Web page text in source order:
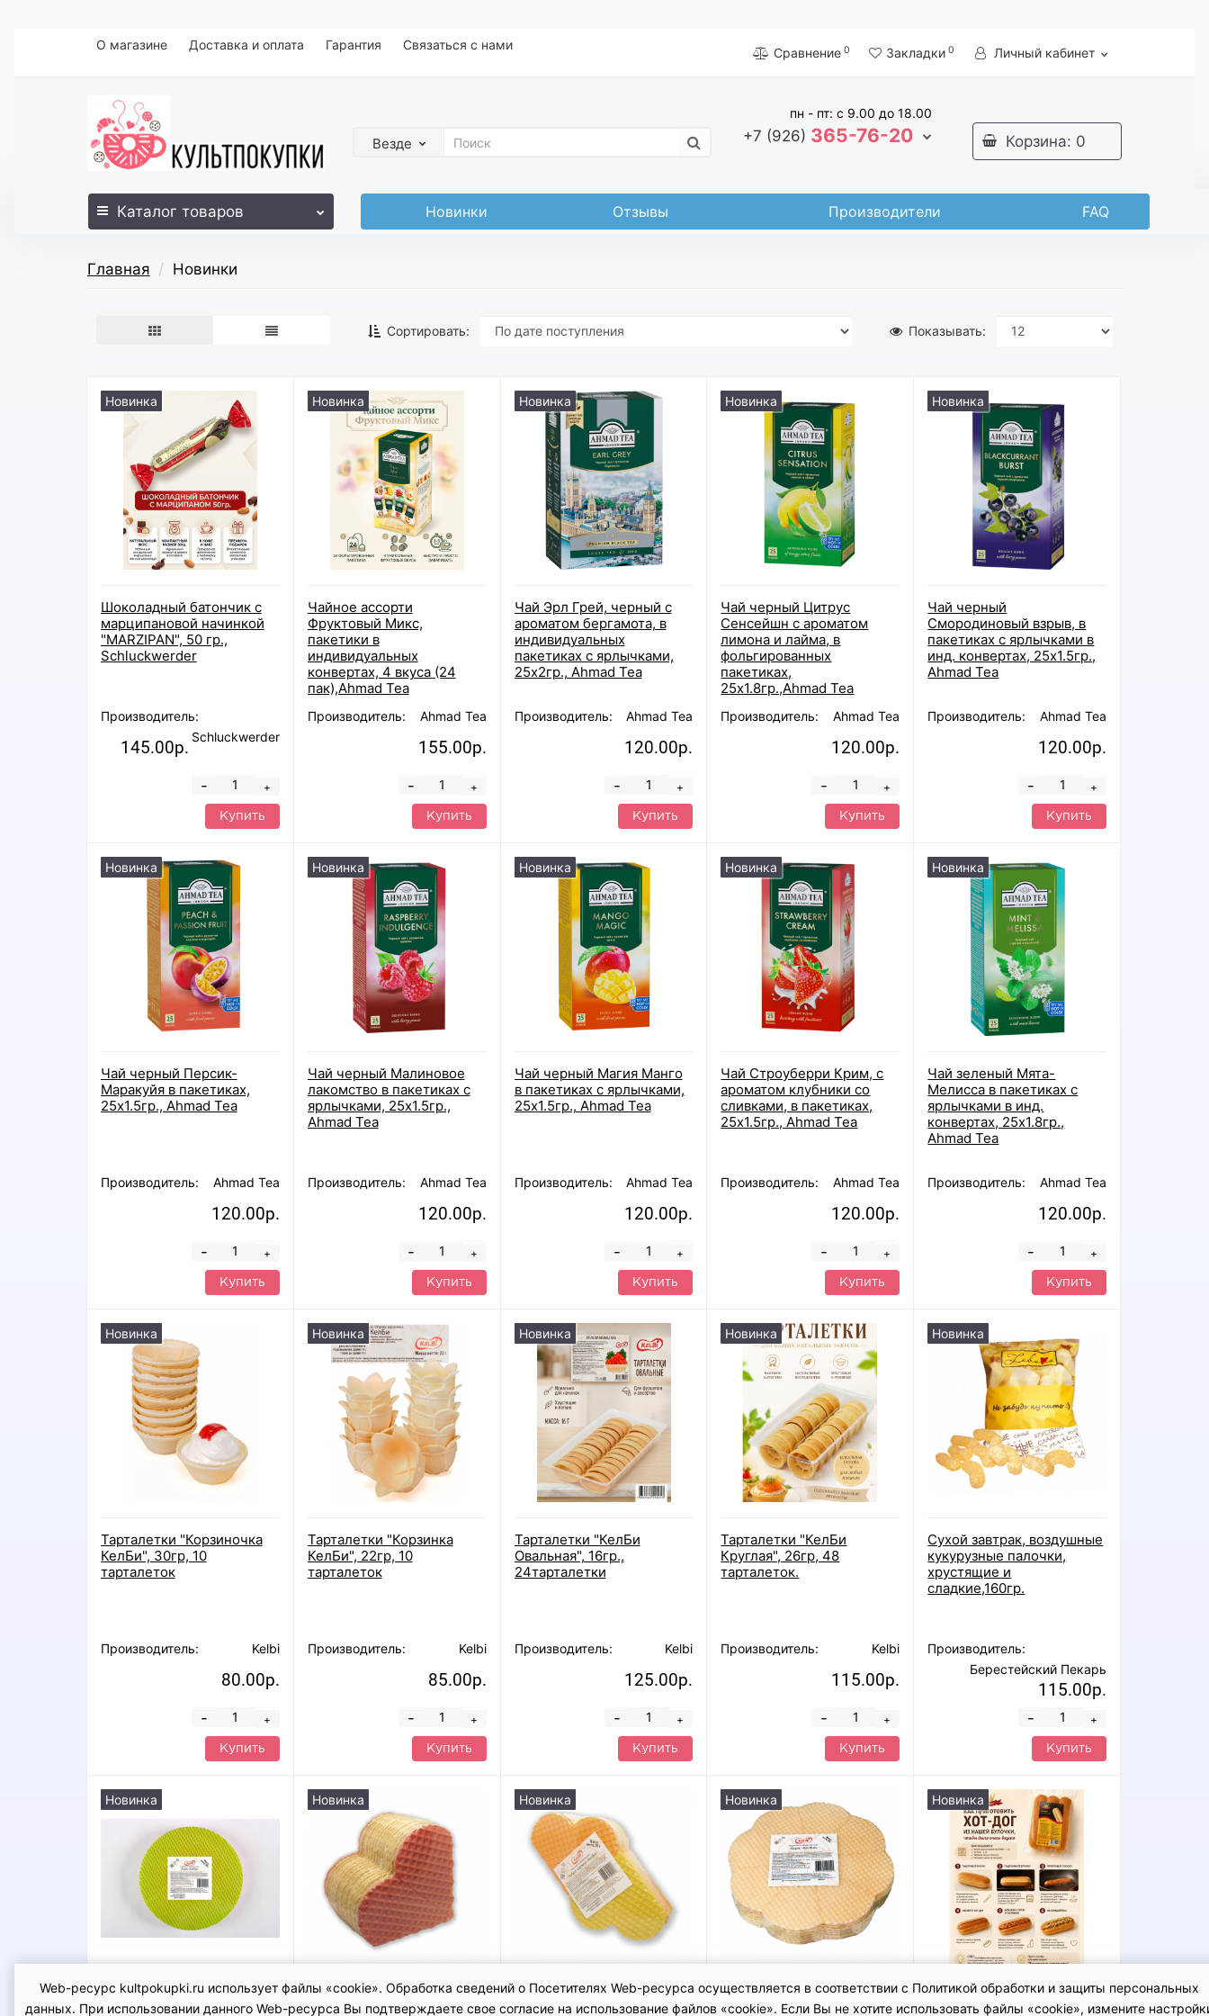
О магазине Доставка и оплата Гарантия Связаться с нами
Сравнение 0 Закладки 0 Личный кабинет
Везде
пн - пт: с 9.00 до 18.00
+7 (926) 365-76-20 Корзина: 0
Каталог товаров Новинки Отзывы Производители FAQ
Главная Новинки
Сортировать: Показывать:
Новинка
Шоколадный батончик с
марципановой начинкой
"MARZIPAN", 50 гр.,
Schluckwerder
Производитель:
Schluckwerder
145.00р.
+
-
Купить
Новинка
Чайное ассорти
Фруктовый Микс,
пакетики в
индивидуальных
конвертах, 4 вкуса (24
пак),Ahmad Tea
Производитель: Ahmad Tea
155.00р.
+
-
Купить
Новинка
Чай Эрл Грей, черный с
ароматом бергамота, в
индивидуальных
пакетиках с ярлычками,
25х2гр., Ahmad Tea
Производитель: Ahmad Tea
120.00р.
+
-
Купить
Новинка
Чай черный Цитрус
Сенсейшн с ароматом
лимона и лайма, в
фольгированных
пакетиках,
25х1.8гр.,Ahmad Tea
Производитель: Ahmad Tea
120.00р.
+
-
Купить
Новинка
Чай черный
Смородиновый взрыв, в
пакетиках с ярлычками в
инд. конвертах, 25х1.5гр.,
Ahmad Tea
Производитель: Ahmad Tea
120.00р.
+
-
Купить
Новинка
Чай черный Персик-
Маракуйя в пакетиках,
25х1.5гр., Ahmad Tea
Производитель: Ahmad Tea
120.00р.
+
-
Купить
Новинка
Чай черный Малиновое
лакомство в пакетиках с
ярлычками, 25х1.5гр.,
Ahmad Tea
Производитель: Ahmad Tea
120.00р.
+
-
Купить
Новинка
Чай черный Магия Манго
в пакетиках с ярлычками,
25х1.5гр., Ahmad Tea
Производитель: Ahmad Tea
120.00р.
+
-
Купить
Новинка
Чай Строуберри Крим, с
ароматом клубники со
сливками, в пакетиках,
25х1.5гр., Ahmad Tea
Производитель: Ahmad Tea
120.00р.
+
-
Купить
Новинка
Чай зеленый Мята-
Мелисса в пакетиках с
ярлычками в инд.
конвертах, 25х1.8гр.,
Ahmad Tea
Производитель: Ahmad Tea
120.00р.
+
-
Купить
Новинка
Тарталетки "Корзиночка
КелБи", 30гр, 10
тарталеток
Производитель: Kelbi
80.00р.
+
-
Купить
Новинка
Тарталетки "Корзинка
КелБи", 22гр, 10
тарталеток
Производитель: Kelbi
85.00р.
+
-
Купить
Новинка
Тарталетки "КелБи
Овальная", 16гр.,
24тарталетки
Производитель: Kelbi
125.00р.
+
-
Купить
Новинка
Тарталетки "КелБи
Круглая", 26гр, 48
тарталеток.
Производитель: Kelbi
115.00р.
+
-
Купить
Новинка
Сухой завтрак, воздушные
кукурузные палочки,
хрустящие и
сладкие,160гр.
Производитель:
Берестейский Пекарь
115.00р.
+
-
Купить
Новинка
Коржи круглые, диаметр -
Новинка
Коржи "Сердечко", 85 гр.
Новинка
Коржи "КелБи"в форме
Новинка
Коржи "КелБи" в форме
Новинка
Булочки "Делбургер" для
Web-ресурс kultpokupki.ru использует файлы «cookie». Обработка сведений о Посетителях Web-ресурса осуществляется в соответствии с Политикой обработки и защиты персональных
данных. При использовании данного Web-ресурса Вы подтверждаете свое согласие на использование файлов «cookie». Если Вы не хотите использовать файлы «cookie», измените